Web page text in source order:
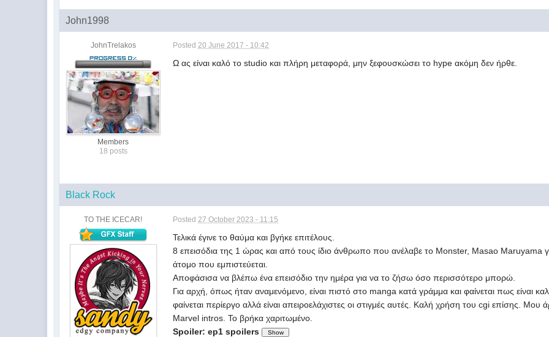
John1998
JohnTrelakos
Members
18 posts
Posted20 June 2017 - 10:42
Ω ας είναι καλό το studio και πλήρη μεταφορά, μην ξεφουσκώσει το hype ακόμη δεν ήρθε.
Black Rock
TO THE ICECAR! Posted27 October 2023 - 11:15
Τελικά έγινε το θαύμα και βγήκε επιτέλους.
8 επεισόδια της 1 ώρας και από τους ίδιο άνθρωπο που ανέλαβε το Monster, Masao Maruyama
άτομο που εμπιστεύεται.
Αποφάσισα να βλέπω ένα επεισόδιο την ημέρα για να το ζήσω όσο περισσότερο μπορώ.
Για αρχή, όπως ήταν αναμενόμενο, είναι πιστό στο manga κατά γράμμα και φαίνεται πως είναι
φαίνεται περίεργο αλλά είναι απειροελάχιστες οι στιγμές αυτές. Καλή χρήση του cgi επίσης.
Marvel intros. Το βρήκα χαριτωμένο.
Spoiler: ep1 spoilers